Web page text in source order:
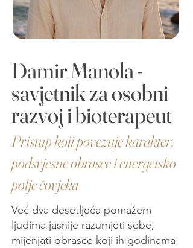
Damir Manola -
savjetnik za osobni
razvoj i bioterapeut
Pristup koji povezuje karakter,
podsvjesne obrasce i energetsko
polje čovjeka
Već dva desetljeća pomažem
ljudima jasnije razumjeti sebe,
mijenjati obrasce koji ih godinama